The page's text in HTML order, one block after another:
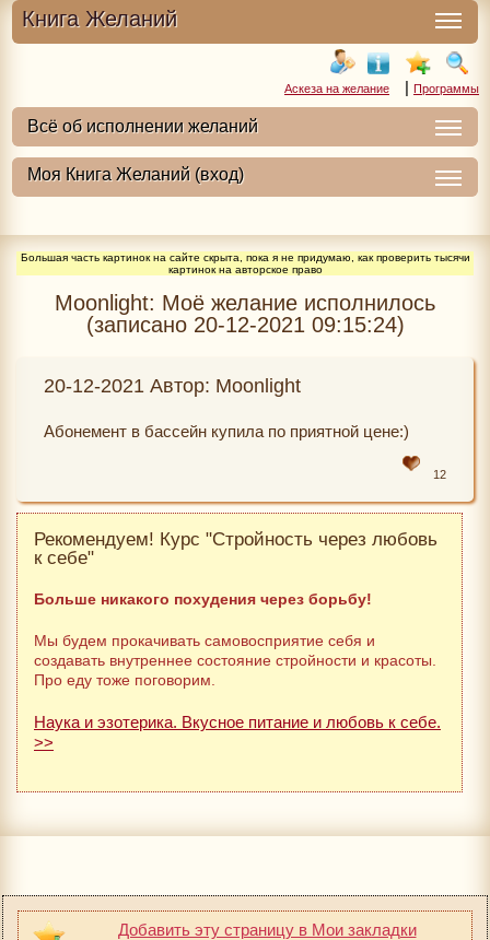
Книга Желаний
Аскеза на желание | Программы
Большая часть картинок на сайте скрыта, пока я не придумаю, как проверить тысячи
картинок на авторское право
Moonlight: Моё желание исполнилось
(записано 20-12-2021 09:15:24)
20-12-2021 Автор: Moonlight
Абонемент в бассейн купила по приятной цене:)
12
Рекомендуем! Курс "Стройность через любовь
к себе"
Больше никакого похудения через борьбу!
Мы будем прокачивать самовосприятие себя и
создавать внутреннее состояние стройности и красоты.
Про еду тоже поговорим.
Наука и эзотерика. Вкусное питание и любовь к себе.
>>
Добавить эту страницу в Мои закладки